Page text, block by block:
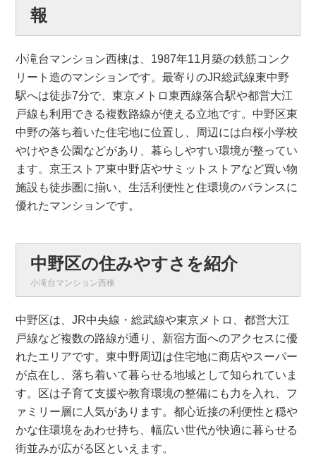
報
小滝台マンション西棟は、1987年11月築の鉄筋コンク
リート造のマンションです。最寄りのJR総武線東中野
駅へは徒歩7分で、東京メトロ東西線落合駅や都営大江
戸線も利用できる複数路線が使える立地です。中野区東
中野の落ち着いた住宅地に位置し、周辺には白桜小学校
やけやき公園などがあり、暮らしやすい環境が整ってい
ます。京王ストア東中野店やサミットストアなど買い物
施設も徒歩圏に揃い、生活利便性と住環境のバランスに
優れたマンションです。
中野区の住みやすさを紹介
小滝台マンション西棟
中野区は、JR中央線・総武線や東京メトロ、都営大江
戸線など複数の路線が通り、新宿方面へのアクセスに優
れたエリアです。東中野周辺は住宅地に商店やスーパー
が点在し、落ち着いて暮らせる地域として知られていま
す。区は子育て支援や教育環境の整備にも力を入れ、フ
ァミリー層に人気があります。都心近接の利便性と穏や
かな住環境をあわせ持ち、幅広い世代が快適に暮らせる
街並みが広がる区といえます。